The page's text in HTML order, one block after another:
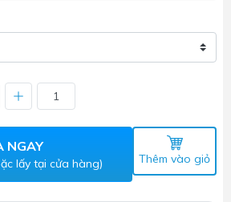
NGAY
lấy tại cửa hàng) Thêm vào giỏ